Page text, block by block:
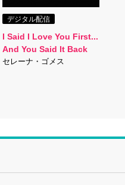
デジタル配信
I Said I Love You First...
And You Said It Back
セレーナ・ゴメス